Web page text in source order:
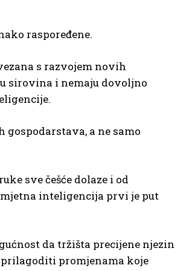
raspoređene.
s razvojem novih
sirovina i nemaju dovoljno
a ne samo
sve češće dolaze i od
inteligencija prvi je put
da tržišta precijene njezin
promjenama koje